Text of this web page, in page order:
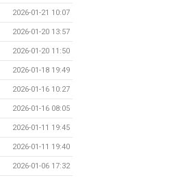
2026-01-21 10:07
2026-01-20 13:57
2026-01-20 11:50
2026-01-18 19:49
2026-01-16 10:27
2026-01-16 08:05
2026-01-11 19:45
2026-01-11 19:40
2026-01-06 17:32